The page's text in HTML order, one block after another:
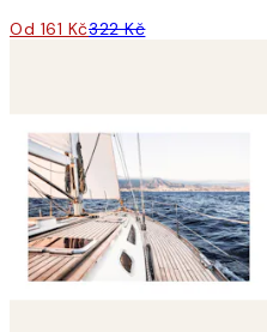
Od 161 Kč322 Kč